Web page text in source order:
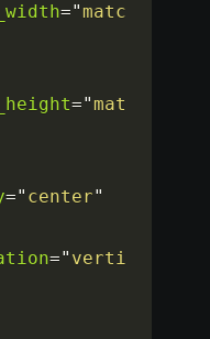
="matc
="mat
=" center"
=" verti